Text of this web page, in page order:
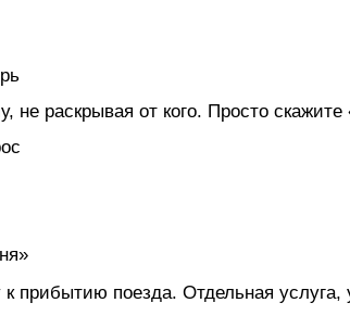
раскрывая от кого. Просто скажите
поезда. Отдельная услуга,